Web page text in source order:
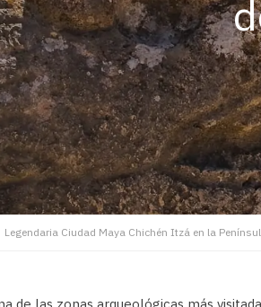
Legendaria Ciudad Maya Chichén Itzá en la